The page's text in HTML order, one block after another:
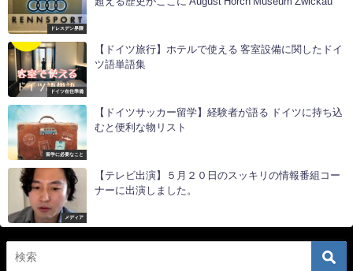
ドレスデン界隈
ドイツ在住準備
【ドイツ旅行】ホテルで使える 客室設備に関したドイ
ツ語単語集
留学に必要なこと
【ドイツサッカー留学】経験者が語る ドイツに持ち込
むと便利な物リスト
メディア
【テレビ出演】５月２０日のスッキリの情報番組コー
ナーに出演しました。